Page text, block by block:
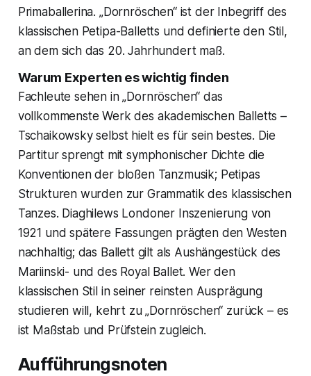
Primaballerina. „Dornröschen“ ist der Inbegriff des
klassischen Petipa-Balletts und definierte den Stil,
an dem sich das 20. Jahrhundert maß.
Warum Experten es wichtig finden
Fachleute sehen in „Dornröschen“ das
vollkommenste Werk des akademischen Balletts –
Tschaikowsky selbst hielt es für sein bestes. Die
Partitur sprengt mit symphonischer Dichte die
Konventionen der bloßen Tanzmusik; Petipas
Strukturen wurden zur Grammatik des klassischen
Tanzes. Diaghilews Londoner Inszenierung von
1921 und spätere Fassungen prägten den Westen
nachhaltig; das Ballett gilt als Aushängestück des
Mariinski- und des Royal Ballet. Wer den
klassischen Stil in seiner reinsten Ausprägung
studieren will, kehrt zu „Dornröschen“ zurück – es
ist Maßstab und Prüfstein zugleich.
Aufführungsnoten